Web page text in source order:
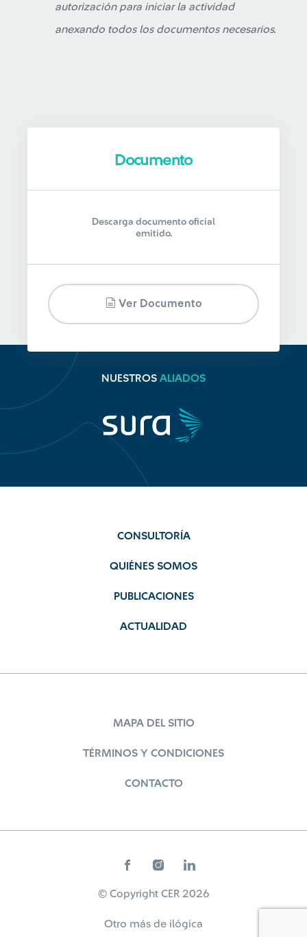
autorización para iniciar la actividad
anexando todos los documentos necesarios.
Documento
Descarga documento oficial
emitido.
Ver Documento
NUESTROS ALIADOS
CONSULTORÍA
QUIÉNES SOMOS
PUBLICACIONES
ACTUALIDAD
MAPA DEL SITIO
TÉRMINOS Y CONDICIONES
CONTACTO
© Copyright CER 2026
Otro más de ilógica